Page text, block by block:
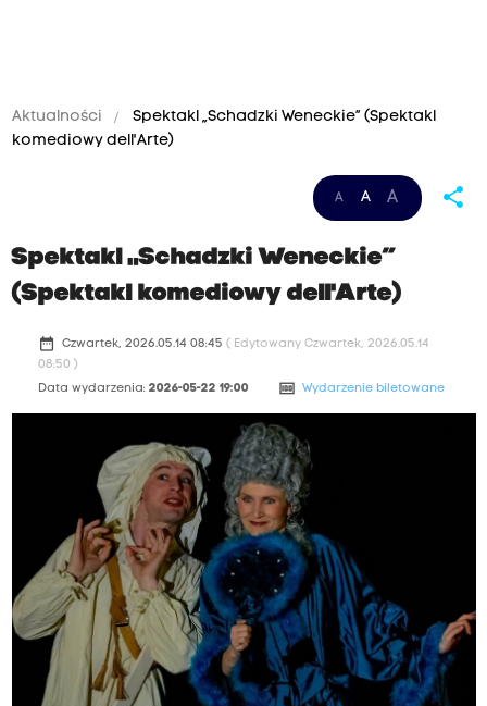
Aktualności
Spektakl „Schadzki Weneckie” (Spektakl
komediowy dell'Arte)
A A A share
Spektakl „Schadzki Weneckie”
(Spektakl komediowy dell'Arte)
date_range Czwartek, 2026.05.14 08:45 ( Edytowany Czwartek, 2026.05.14
08:50 )
Data wydarzenia: 2026-05-22 19:00 money Wydarzenie biletowane